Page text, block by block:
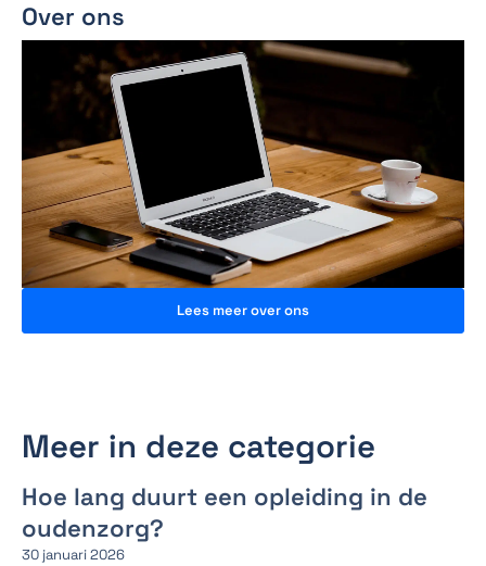
Over ons
Lees meer over ons
Meer in deze categorie
Hoe lang duurt een opleiding in de
oudenzorg?
30 januari 2026